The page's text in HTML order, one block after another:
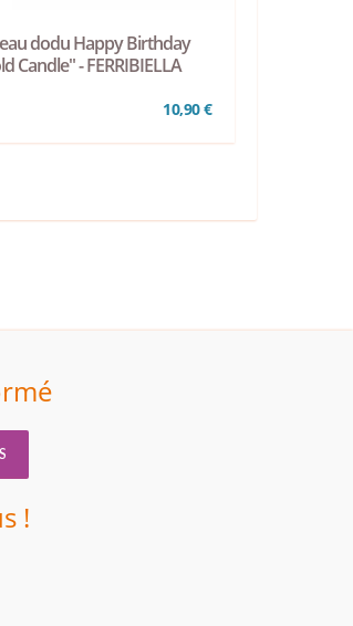
dodu Happy Birthday
Candle" - FERRIBIELLA
10,90 €
!